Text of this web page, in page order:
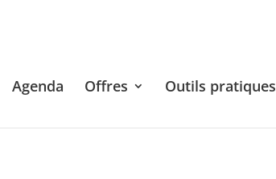
Agenda Offres Outils pratiques